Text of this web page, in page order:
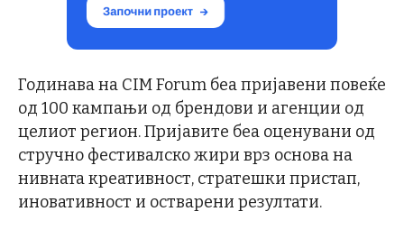
Годинава на CIM Forum беа пријавени повеќе
од 100 кампањи од брендови и агенции од
целиот регион. Пријавите беа оценувани од
стручно фестивалско жири врз основа на
нивната креативност, стратешки пристап,
иновативност и остварени резултати.